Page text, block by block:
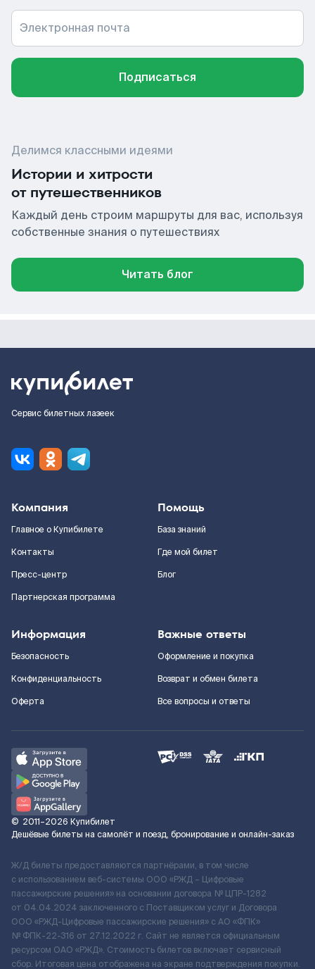
Электронная почта
Подписаться
Делимся классными идеями
Истории и хитрости
от путешественников
Каждый день строим маршруты для вас, используя
собственные знания о путешествиях
Читать блог
Сервис билетных лазеек
Компания
Главное о Купибилете
Контакты
Пресс-центр
Партнерская программа
Помощь
База знаний
Где мой билет
Блог
Информация
Безопасность
Конфиденциальность
Оферта
Важные ответы
Оформление и покупка
Возврат и обмен билета
Все вопросы и ответы
© 2011–2026 Купибилет
Дешёвые билеты на самолёт и поезд, бронирование и онлайн-заказ
Ж/Д билеты предоставляются партнёрами, в том числе
с использованием веб-системы ООО «РЖД – Цифровые
пассажирские решения» на основании договора № ЦПР-1282
от 04.04.2024 заключенного с Поставщиком услуг и Договора
ООО «РЖД-Цифровые пассажирские решения» c АО «ФПК»
№ ФПК-22-316 от 27.12.2022 г. Сайт не является официальным
ресурсом ОАО «РЖД». Стоимость билетов включает сервисный
сбор. Итоговая цена отображена на экране подтверждения покупки.